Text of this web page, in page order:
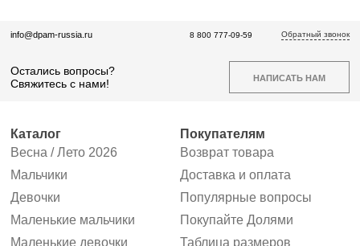
info@dpam-russia.ru
Остались вопросы?
Свяжитесь с нами!
НАПИСАТЬ НАМ
8 800 777-09-59 Обратный звонок
Каталог
Весна / Лето 2026
Мальчики
Девочки
Маленькие мальчики
Маленькие девочки
Покупателям
Возврат товара
Доставка и оплата
Популярные вопросы
Покупайте Долями
Таблица размеров